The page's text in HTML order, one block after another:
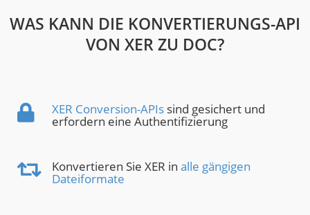
WAS KANN DIE KONVERTIERUNGS-API
VON XER ZU DOC?
XER Conversion-APIs sind gesichert und
erfordern eine Authentifizierung
Konvertieren Sie XER in alle gängigen
Dateiformate